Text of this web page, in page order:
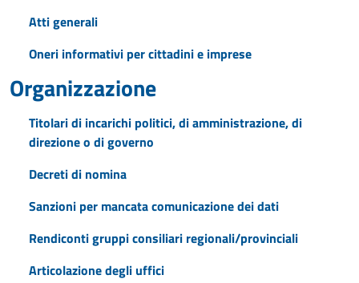
Atti generali
Oneri informativi per cittadini e imprese
Organizzazione
Titolari di incarichi politici, di amministrazione, di
direzione o di governo
Decreti di nomina
Sanzioni per mancata comunicazione dei dati
Rendiconti gruppi consiliari regionali/provinciali
Articolazione degli uffici